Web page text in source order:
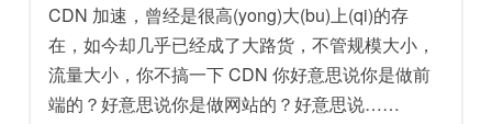
CDN 加速，曾经是很高(yong)大(bu)上(qi)的存
在，如今却几乎已经成了大路货，不管规模大小，
流量大小，你不搞一下 CDN 你好意思说你是做前
端的？好意思说你是做网站的？好意思说……